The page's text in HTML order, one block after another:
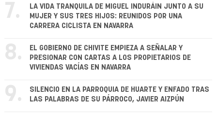
7.
LA VIDA TRANQUILA DE MIGUEL INDURÁIN JUNTO A SU
MUJER Y SUS TRES HIJOS: REUNIDOS POR UNA
CARRERA CICLISTA EN NAVARRA
8.
EL GOBIERNO DE CHIVITE EMPIEZA A SEÑALAR Y
PRESIONAR CON CARTAS A LOS PROPIETARIOS DE
VIVIENDAS VACÍAS EN NAVARRA
9.
SILENCIO EN LA PARROQUIA DE HUARTE Y ENFADO TRAS
LAS PALABRAS DE SU PÁRROCO, JAVIER AIZPÚN